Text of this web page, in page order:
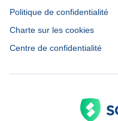
Politique de confidentialité
Charte sur les cookies
Centre de confidentialité